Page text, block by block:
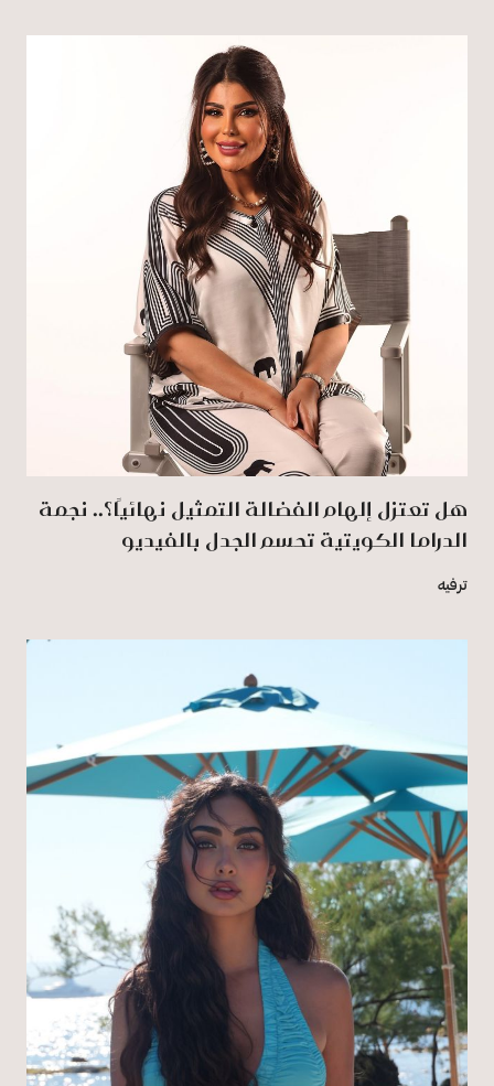
هل تعتزل إلهام الفضالة التمثيل نهائيًا؟.. نجمة
الدراما الكويتية تحسم الجدل بالفيديو
ترفيه